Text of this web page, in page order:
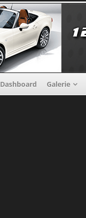
Dashboard Galerie